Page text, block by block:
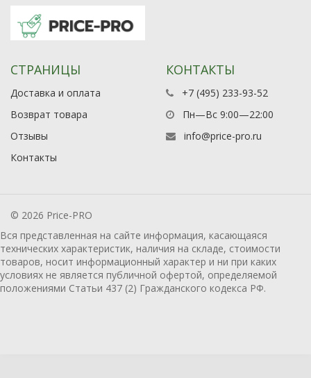
СТРАНИЦЫ
Доставка и оплата
Возврат товара
Отзывы
Контакты
КОНТАКТЫ
+7 (495) 233-93-52
Пн—Вс 9:00—22:00
info@price-pro.ru
© 2026 Price-PRO
Вся представленная на сайте информация, касающаяся
технических характеристик, наличия на складе, стоимости
товаров, носит информационный характер и ни при каких
условиях не является публичной офертой, определяемой
положениями Статьи 437 (2) Гражданского кодекса РФ.